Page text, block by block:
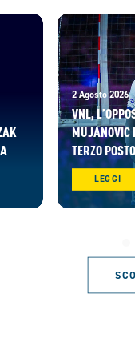
2 Agosto 2026
VNL,
MUJANOVIC
TERZO
LEGGI